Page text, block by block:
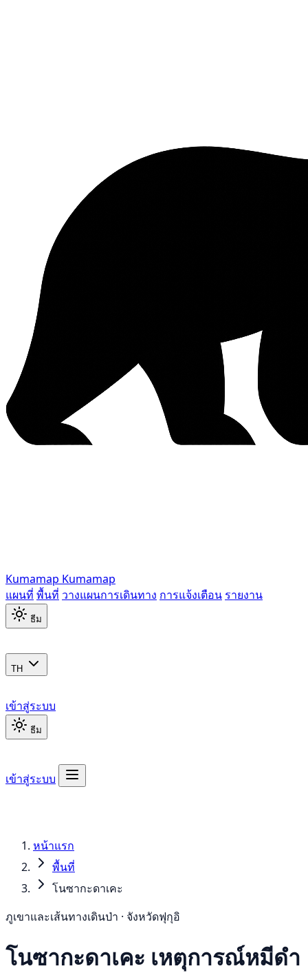
Kumamap Kumamap
แผนที่ พื้นที่ วางแผนการเดินทาง การแจ้งเตือน รายงาน
ธีม
TH
เข้าสู่ระบบ
ธีม
เข้าสู่ระบบ
หน้าแรก
พื้นที่
โนซากะดาเคะ
ภูเขาและเส้นทางเดินป่า · จังหวัดฟุกุอิ
โนซากะดาเคะ เหตุการณ์หมีดำ